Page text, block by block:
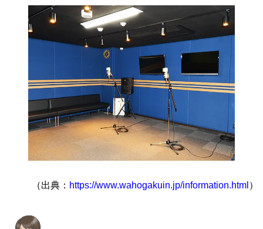
（出典： https://www.wahogakuin.jp/information.html ）